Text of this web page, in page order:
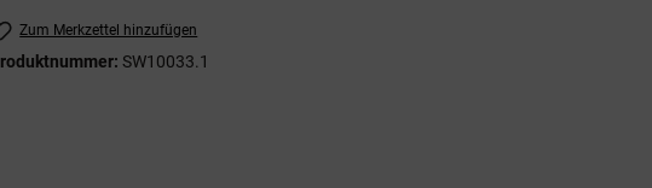
Zum Merkzettel hinzufügen
SW10033.1